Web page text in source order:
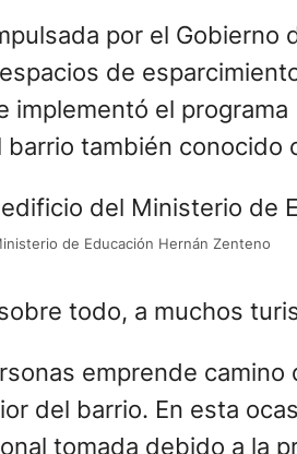
de Educación Hernán Zenteno
todo, a muchos
del barrio. En esta
tomada debido a la
operativo policial peatonal Tomás